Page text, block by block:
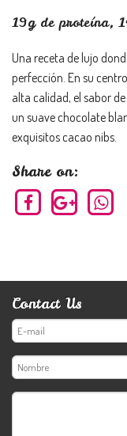
19g de proteína,
Una receta de lujo
perfección. En su
alta calidad, el sabor
un suave chocolate
exquisitos cacao nibs.
Share on:
Contact Us